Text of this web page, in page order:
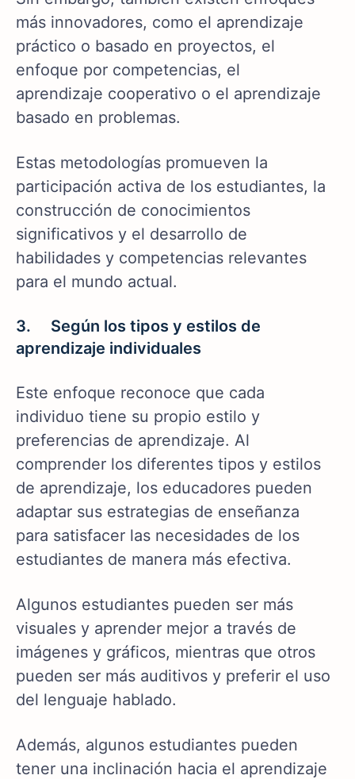
más innovadores, como el aprendizaje
práctico o basado en proyectos, el
enfoque por competencias, el
aprendizaje cooperativo o el aprendizaje
basado en problemas.
Estas metodologías promueven la
participación activa de los estudiantes, la
construcción de conocimientos
significativos y el desarrollo de
habilidades y competencias relevantes
para el mundo actual.
3. Según los tipos y estilos de
aprendizaje individuales
Este enfoque reconoce que cada
individuo tiene su propio estilo y
preferencias de aprendizaje. Al
comprender los diferentes tipos y estilos
de aprendizaje, los educadores pueden
adaptar sus estrategias de enseñanza
para satisfacer las necesidades de los
estudiantes de manera más efectiva.
Algunos estudiantes pueden ser más
visuales y aprender mejor a través de
imágenes y gráficos, mientras que otros
pueden ser más auditivos y preferir el uso
del lenguaje hablado.
Además, algunos estudiantes pueden
tener una inclinación hacia el aprendizaje